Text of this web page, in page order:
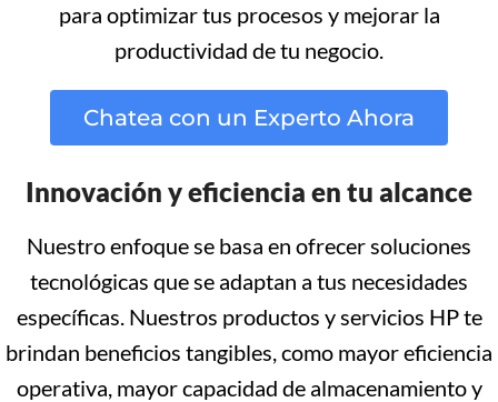
para optimizar tus procesos y mejorar la
productividad de tu negocio.
Chatea con un Experto Ahora
Innovación y eficiencia en tu alcance
Nuestro enfoque se basa en ofrecer soluciones
tecnológicas que se adaptan a tus necesidades
específicas. Nuestros productos y servicios HP te
brindan beneficios tangibles, como mayor eficiencia
operativa, mayor capacidad de almacenamiento y